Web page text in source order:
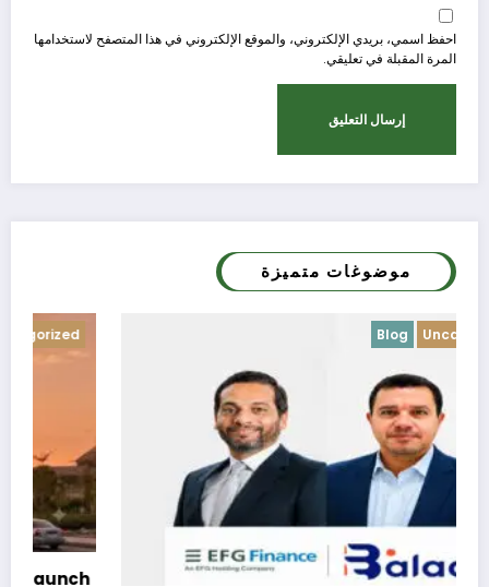
احفظ اسمي، بريدي الإلكتروني، والموقع الإلكتروني في هذا المتصفح لاستخدامها
المرة المقبلة في تعليقي.
موضوغات متميزة
Uncategorized